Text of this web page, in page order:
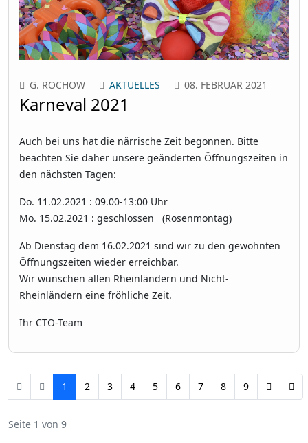
G. ROCHOW AKTUELLES 08. FEBRUAR 2021
Karneval 2021
Auch bei uns hat die närrische Zeit begonnen. Bitte
beachten Sie daher unsere geänderten Öffnungszeiten in
den nächsten Tagen:
Do. 11.02.2021 : 09.00-13:00 Uhr
Mo. 15.02.2021 : geschlossen (Rosenmontag)
Ab Dienstag dem 16.02.2021 sind wir zu den gewohnten
Öffnungszeiten wieder erreichbar.
Wir wünschen allen Rheinländern und Nicht-
Rheinländern eine fröhliche Zeit.
Ihr CTO-Team
1 2 3 4 5 6 7 8 9
Seite 1 von 9